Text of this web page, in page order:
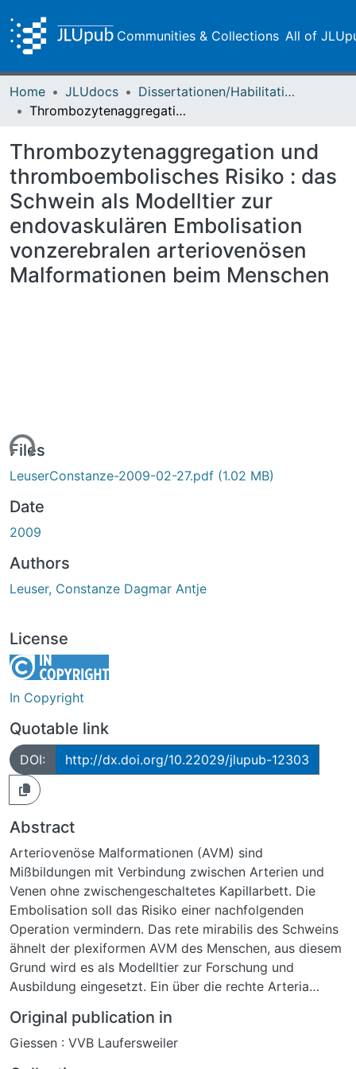
Communities & Collections All of
Home JLUdocs
Dissertationen/Habilitationen
Thrombozytenaggregation und thromboembolisches Risiko : das Schwein als Modelltier zur endovaskulären Embolisation vonzerebralen arteriovenösen Malformationen beim Menschen
Thrombozytenaggregation und
thromboembolisches Risiko : das
Schwein als Modelltier zur
endovaskulären Embolisation
vonzerebralen arteriovenösen
Malformationen beim Menschen
Files
LeuserConstanze-2009-02-27.pdf (1.02 MB)
Date
2009
Authors
Leuser, Constanze Dagmar Antje
License
In Copyright
Quotable link
DOI: http://dx.doi.org/10.22029/jlupub-12303
Abstract
Arteriovenöse Malformationen (AVM) sind
Mißbildungen mit Verbindung zwischen Arterien und
Venen ohne zwischengeschaltetes Kapillarbett. Die
Embolisation soll das Risiko einer nachfolgenden
Operation vermindern. Das rete mirabilis des Schweins
ähnelt der plexiformen AVM des Menschen, aus diesem
Grund wird es als Modelltier zur Forschung und
Ausbildung eingesetzt. Ein über die rechte Arteria
carotis communis platziert, stellt dabei die arterielle
Seite dar. Die venöse Drainage bildet die linke Arteria
Original publication in
Giessen : VVB Laufersweiler